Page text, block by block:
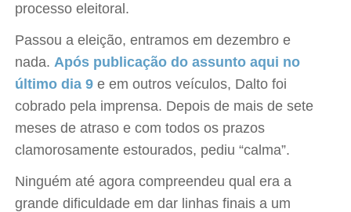
processo eleitoral.
Passou a eleição, entramos em dezembro e
nada. Após publicação do assunto aqui no
último dia 9 e em outros veículos, Dalto foi
cobrado pela imprensa. Depois de mais de sete
meses de atraso e com todos os prazos
clamorosamente estourados, pediu “calma”.
Ninguém até agora compreendeu qual era a
grande dificuldade em dar linhas finais a um